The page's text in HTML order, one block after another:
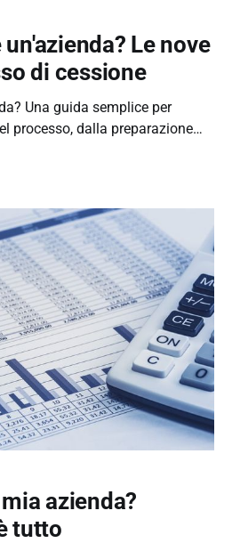
Le nove
di cessione
Una guida semplice per
processo, dalla preparazione
azienda?
tutto